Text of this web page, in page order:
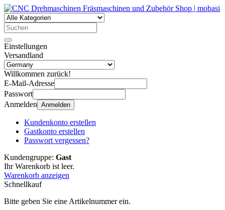
Einstellungen
Versandland
Willkommen zurück!
E-Mail-Adresse
Passwort
Anmelden Anmelden
Kundenkonto erstellen
Gastkonto erstellen
Passwort vergessen?
Kundengruppe: Gast
Ihr Warenkorb ist leer.
Warenkorb anzeigen
Schnellkauf
Bitte geben Sie eine Artikelnummer ein.